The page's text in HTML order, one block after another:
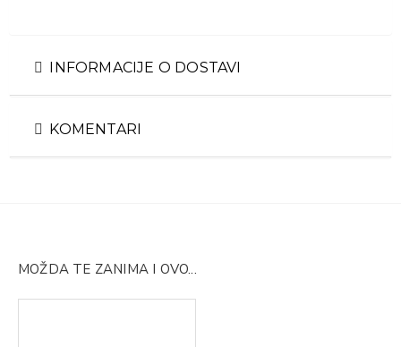
INFORMACIJE O DOSTAVI
KOMENTARI
MOŽDA TE ZANIMA I OVO...